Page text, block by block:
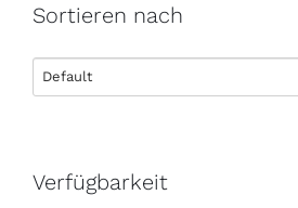
Sortieren nach
Default
Verfügbarkeit